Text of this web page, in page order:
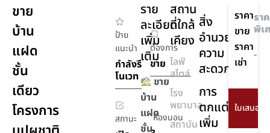
ขาย
บ้าน
แฝด
ชั้น
เดียว
โครงการ
ป้าย
แนะนำ
กำลังรี
โนเวท
ต้องการ
ขาย
สถานะ ห้องนอน
ราย
ละเอียด
เพิ่ม
เติม
ขาย
บ้าน
แฝด
ชั้น
สถาน
ที่ใกล้
เคียง
ไลฟ์
สไตล์
โรง
พยาบาล
สถาบัน
สิ่ง
อำนวย
ความ
สะดวก
การ
ตกแต่ง
เพิ่ม
ราคา
ขาย
รา
พิเ
ราคา
เช่า
-